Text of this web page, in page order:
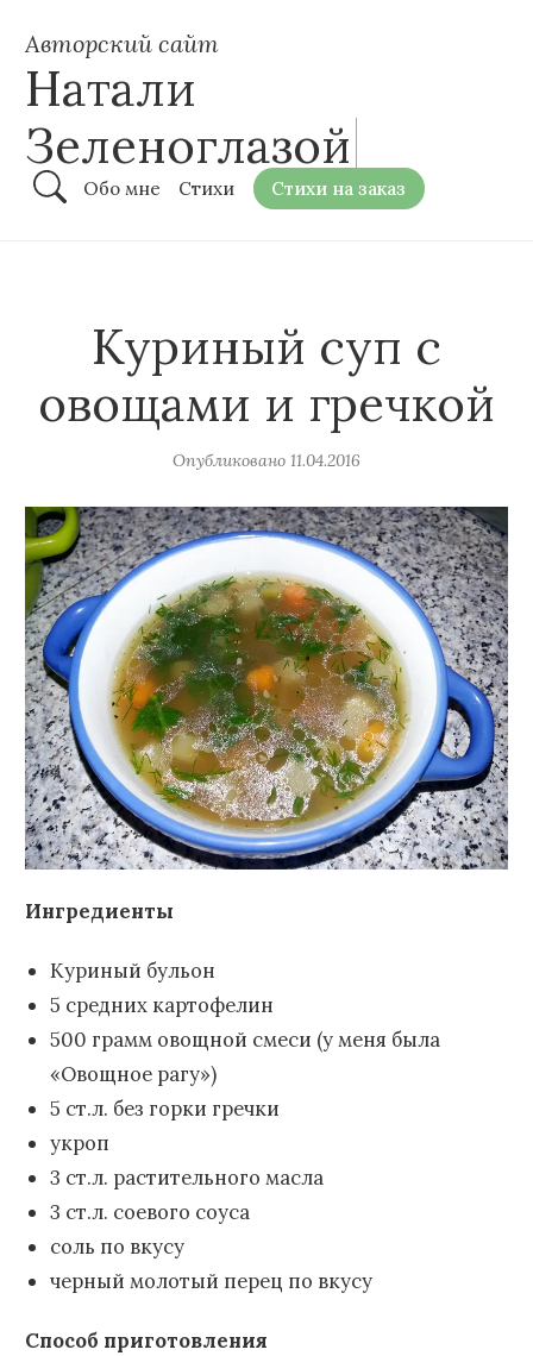
Авторский сайт
Натали
Зеленоглазой
Обо мне Стихи Стихи на заказ
Куриный суп с
овощами и гречкой
Опубликовано 11.04.2016
Ингредиенты
Куриный бульон
5 средних картофелин
500 грамм овощной смеси (у меня была
«Овощное рагу»)
5 ст.л. без горки гречки
укроп
3 ст.л. растительного масла
3 ст.л. соевого соуса
соль по вкусу
черный молотый перец по вкусу
Способ приготовления